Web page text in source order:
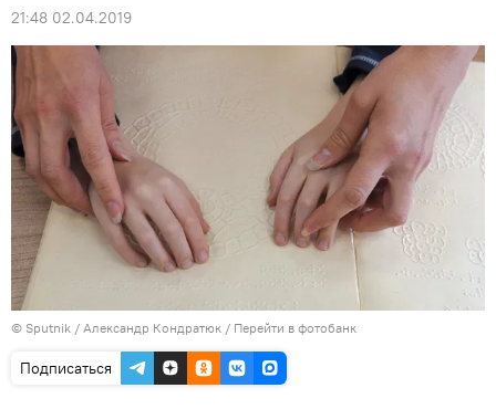
21:48 02.04.2019
© Sputnik / Александр Кондратюк / Перейти в фотобанк
Подписаться